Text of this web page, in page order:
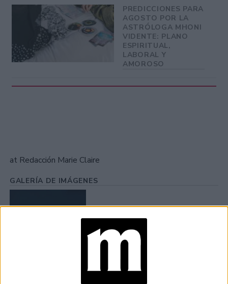
PREDICCIONES PARA
AGOSTO POR LA
ASTRÓLOGA MHONI
VIDENTE: PLANO
ESPIRITUAL,
LABORAL Y
AMOROSO
at Redacción Marie Claire
GALERÍA DE IMÁGENES